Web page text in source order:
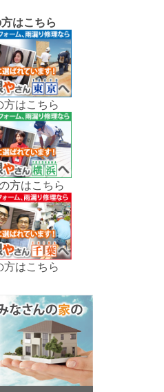
はこちら
方はこちら
方はこちら
方はこちら